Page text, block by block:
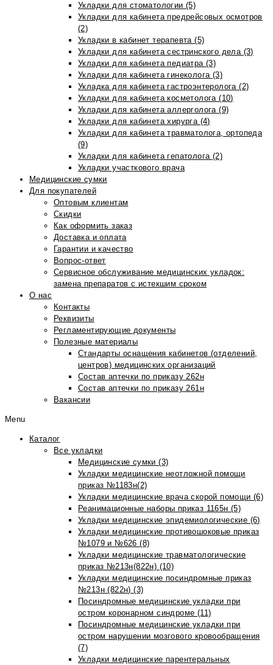
Укладки для стоматологии (5)
Укладки для кабинета предрейсовых осмотров
(2)
Укладки в кабинет терапевта (5)
Укладки для кабинета сестринского дела (3)
Укладки для кабинета педиатра (3)
Укладки для кабинета гинеколога (3)
Укладка для кабинета гастроэнтеролога (2)
Укладки для кабинета косметолога (10)
Укладки для кабинета аллерголога (9)
Укладки для кабинета хирурга (4)
Укладки для кабинета травматолога, ортопеда
(9)
Укладки для кабинета гепатолога (2)
Укладки участкового врача
Медицинские сумки
Для покупателей
Оптовым клиентам
Скидки
Как оформить заказ
Доставка и оплата
Гарантии и качество
Вопрос-ответ
Сервисное обслуживание медицинских укладок:
замена препаратов с истекшим сроком
О нас
Контакты
Реквизиты
Регламентирующие документы
Полезные материалы
Стандарты оснащения кабинетов (отделений,
центров) медицинских организаций
Состав аптечки по приказу 262н
Состав аптечки по приказу 261н
Вакансии
Menu
Каталог
Все укладки
Медицинские сумки (3)
Укладки медицинские неотложной помощи
приказ №1183н(2)
Укладки медицинские врача скорой помощи (6)
Реанимационные наборы приказ 1165н (5)
Укладки медицинские эпидемиологические (6)
Укладки медицинские противошоковые приказ
№1079 и №626 (8)
Укладки медицинские травматологические
приказ №213н(822н) (10)
Укладки медицинские посиндромные приказ
№213н (822н) (3)
Посиндромные медицинские укладки при
остром коронарном синдроме (11)
Посиндромные медицинские укладки при
остром нарушении мозгового кровообращения
(7)
Укладки медицинские парентеральных